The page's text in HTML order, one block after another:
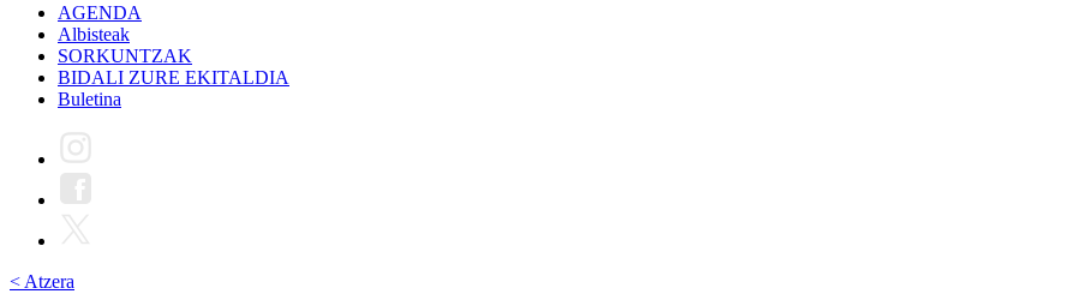
AGENDA
Albisteak
SORKUNTZAK
BIDALI ZURE EKITALDIA
Buletina
< Atzera